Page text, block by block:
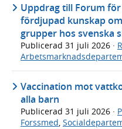
Uppdrag till Forum
fördjupad kunskap
grupper hos svenska
Publicerad 31 juli 2026 ·
Vaccination mot
alla barn
Publicerad 31 juli 2026 ·
Forssmed,